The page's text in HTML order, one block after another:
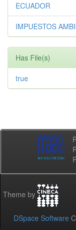
ECUADOR
IMPUESTOS
Has File(s)
true
Theme by
DSpace Software